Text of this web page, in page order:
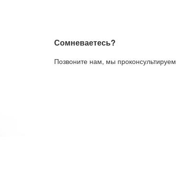
Сомневаетесь?
Позвоните нам, мы проконсультируем